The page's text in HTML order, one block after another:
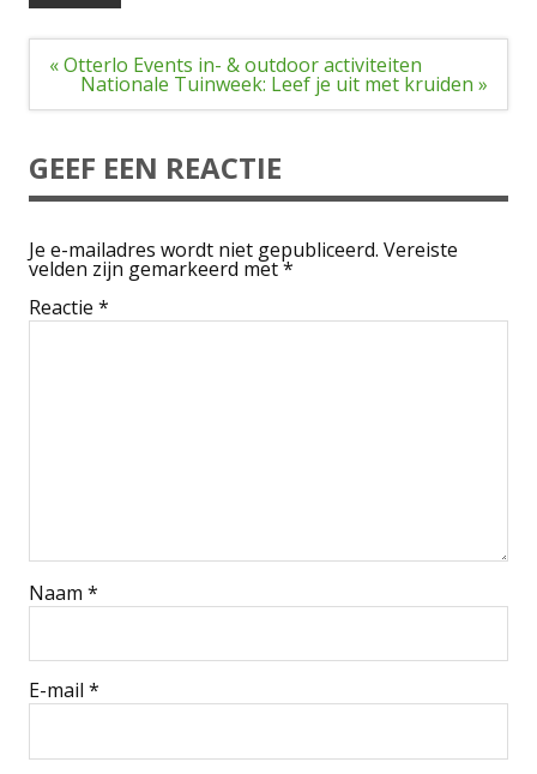
Bericht
navigatie
« Otterlo Events in- & outdoor activiteiten
Nationale Tuinweek: Leef je uit met kruiden »
GEEF EEN REACTIE
Je e-mailadres wordt niet gepubliceerd. Vereiste
velden zijn gemarkeerd met*
Reactie *
Naam *
E-mail *